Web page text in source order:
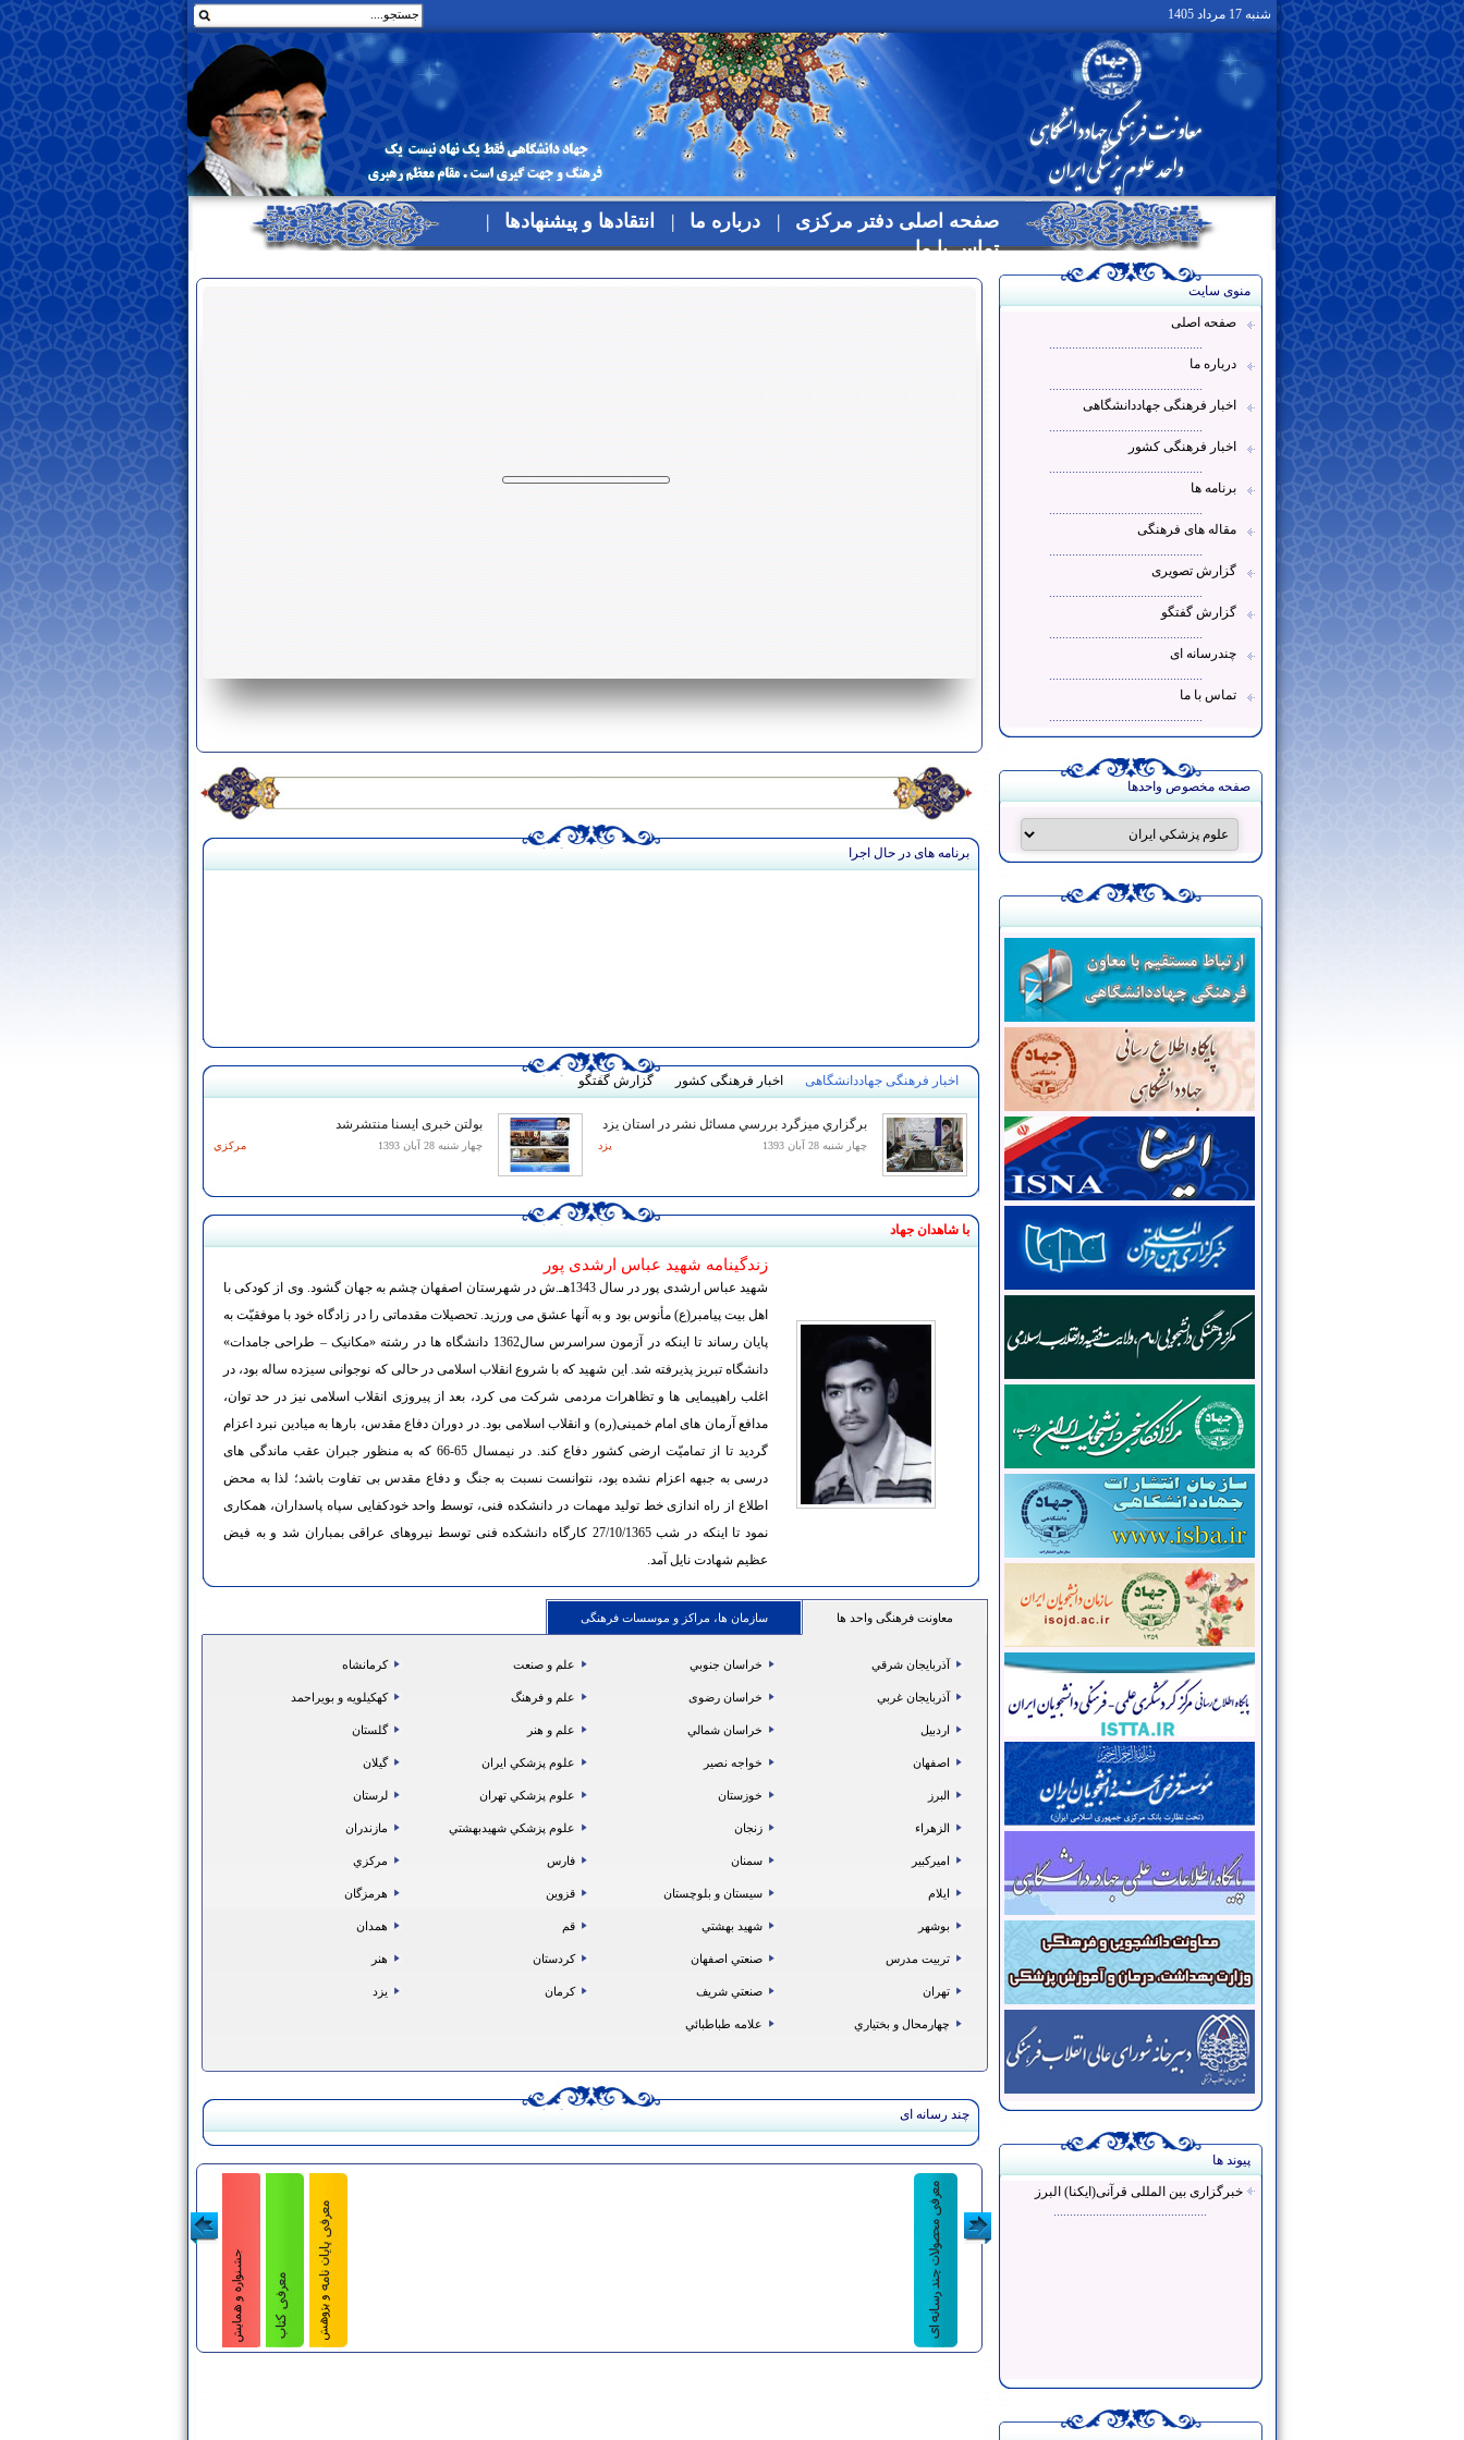
شنبه 17 مرداد 1405
صفحه اصلی دفتر مرکزی درباره ما
انتقادها و پیشنهادها
تماس با ما
منوی سایت
صفحه اصلی
...............................................
درباره ما
...............................................
اخبار فرهنگی جهاددانشگاهی
...............................................
اخبار فرهنگی کشور
...............................................
برنامه ها
...............................................
مقاله های فرهنگی
...............................................
گزارش تصویری
...............................................
گزارش گفتگو
...............................................
چندرسانه ای
...............................................
تماس با ما
...............................................
صفحه مخصوص واحدها
پیوند ها
خبرگزاری بین المللی قرآنی(ایکنا) البرز
...............................................
برنامه های در حال اجرا
اخبار فرهنگی جهاددانشگاهی اخبار فرهنگی کشور گزارش گفتگو
برگزاري ميزگرد بررسي مسائل نشر در استان يزد
چهار شنبه 28 آبان 1393 يزد
بولتن خبری ایسنا منتشرشد
چهار شنبه 28 آبان 1393 مركزي
با شاهدان جهاد
زندگینامه شهید عباس ارشدی پور
شهید عباس ارشدی پور در سال 1343هـ.ش در شهرستان اصفهان چشم به جهان گشود. وی از کودکی با
اهل بیت پیامبر(ع) مأنوس بود و به آنها عشق می ورزید. تحصیلات مقدماتی را در زادگاه خود با موفقیّت به
پایان رساند تا اینکه در آزمون سراسرس سال1362 دانشگاه ها در رشته «مکانیک – طراحی جامدات»
دانشگاه تبریز پذیرفته شد. این شهید که با شروع انقلاب اسلامی در حالی که نوجوانی سیزده ساله بود، در
اغلب راهپیمایی ها و تظاهرات مردمی شرکت می کرد، بعد از پیروزی انقلاب اسلامی نیز در حد توان،
مدافع آرمان های امام خمینی(ره) و انقلاب اسلامی بود. در دوران دفاع مقدس، بارها به میادین نبرد اعزام
گردید تا از تمامیّت ارضی کشور دفاع کند. در نیمسال 65-66 که به منظور جبران عقب ماندگی های
درسی به جبهه اعزام نشده بود، نتوانست نسبت به جنگ و دفاع مقدس بی تفاوت باشد؛ لذا به محض
اطلاع از راه اندازی خط تولید مهمات در دانشکده فنی، توسط واحد خودکفایی سپاه پاسداران، همکاری
نمود تا اینکه در شب 27/10/1365 کارگاه دانشکده فنی توسط نیروهای عراقی بمباران شد و به فیض
عظیم شهادت نایل آمد.
معاونت فرهنگی واحد ها سازمان ها، مراکز و موسسات فرهنگی
آذربايجان شرقي خراسان جنوبي علم و صنعت كرمانشاه
آذربايجان غربي خراسان رضوی علم و فرهنگ كهكيلويه و بويراحمد
اردبيل خراسان شمالي علم و هنر گلستان
اصفهان خواجه نصير علوم پزشكي ايران گيلان
البرز خوزستان علوم پزشكي تهران لرستان
الزهراء زنجان علوم پزشكي شهيدبهشتي مازندران
اميركبير سمنان فارس مركزي
ايلام سيستان و بلوچستان قزوين هرمزگان
بوشهر شهيد بهشتي قم همدان
تربيت مدرس صنعتي اصفهان كردستان هنر
تهران صنعتي شريف كرمان يزد
چهارمحال و بختياري علامه طباطبائي
چند رسانه ای